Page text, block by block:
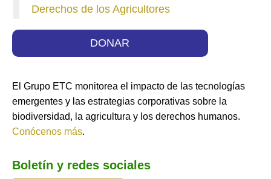
Derechos de los Agricultores
DONAR
El Grupo ETC monitorea el impacto de las tecnologías
emergentes y las estrategias corporativas sobre la
biodiversidad, la agricultura y los derechos humanos.
Conócenos más.
Boletín y redes sociales